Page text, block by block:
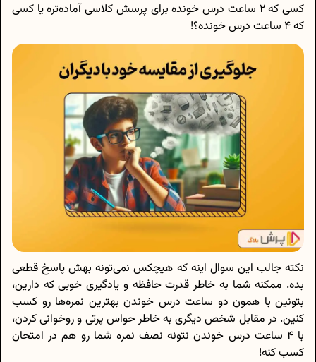
کسی که 2 ساعت درس خونده برای پرسش کلاسی آماده‌تره یا کسی
که 4 ساعت درس خونده؟!
نکته جالب این سوال اینه که هیچکس نمی‌تونه بهش پاسخ قطعی
بده. ممکنه شما به‌ خاطر قدرت حافظه و یادگیری خوبی که دارین،
بتونین با همون دو ساعت درس خوندن بهترین نمره‌ها رو کسب
کنین. در مقابل شخص دیگری به‌ خاطر حواس پرتی و روخوانی کردن،
با 4 ساعت درس خوندن نتونه نصف نمره شما رو هم در امتحان
کسب کنه!